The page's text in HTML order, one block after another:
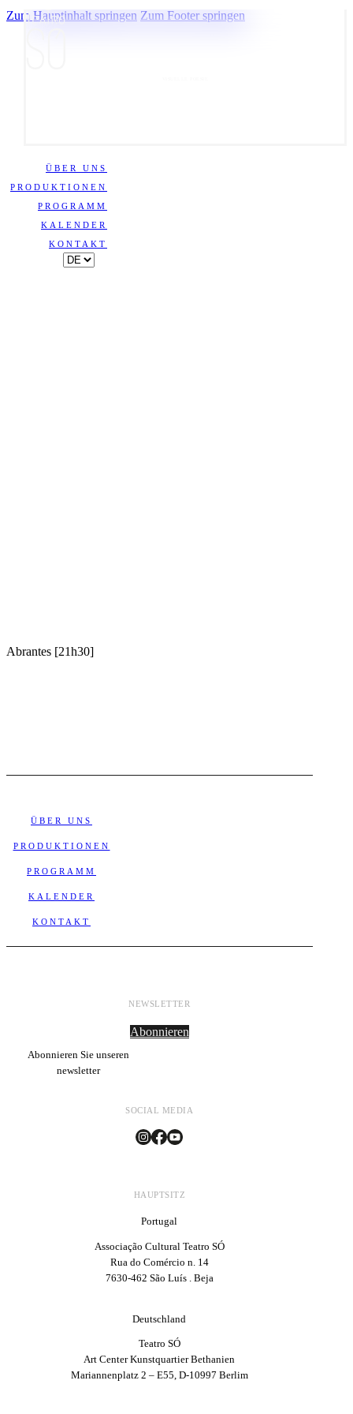
Zum Hauptinhalt springen Zum Footer springen
ÜBER UNS
PRODUKTIONEN
PROGRAMM
KALENDER
KONTAKT
Abrantes [21h30]
ÜBER UNS
PRODUKTIONEN
PROGRAMM
KALENDER
KONTAKT
NEWSLETTER
Abonnieren
Abonnieren Sie unseren
newsletter
SOCIAL MEDIA
HAUPTSITZ
Portugal
Associação Cultural Teatro SÓ
Rua do Comércio n. 14
7630-462 São Luís . Beja
Deutschland
Teatro SÓ
Art Center Kunstquartier Bethanien
Mariannenplatz 2 – E55, D-10997 Berlim